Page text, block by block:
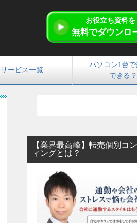
お役立ち資料を
無料でダウンロ
サービス一覧
パソコン1台
できる？
【業界最高峰】転売個別コ
ィングとは？